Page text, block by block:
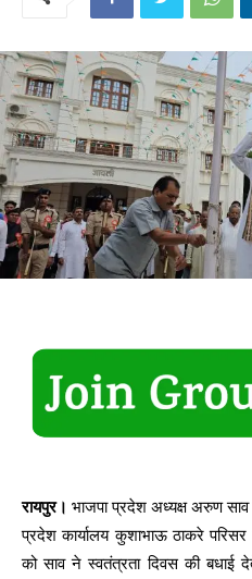
रायपुर। भाजपा प्रदेश अध्यक्ष अरुण
प्रदेश कार्यालय कुशाभाऊ ठाकरे परिसर
को साव ने स्वतंत्रता दिवस की बधाई